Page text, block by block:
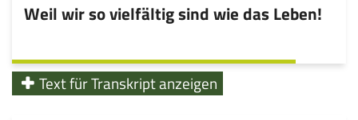
Weil wir so vielfältig sind wie das Leben!
Text für Transkript anzeigen